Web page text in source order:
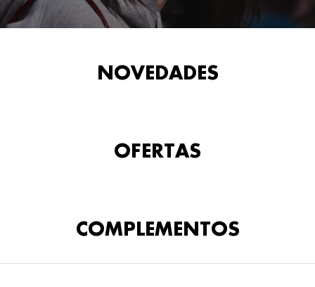
NOVEDADES
OFERTAS
COMPLEMENTOS